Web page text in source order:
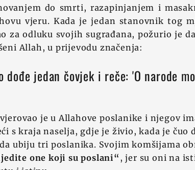
do smrti, razapinjanjem i
vjeru. Kada je jedan stanovnik tog
za odluku svojih sugrađana, požurio je
Allah, u prijevodu značenja:
dođe jedan čovjek i reče: 'O narode
je u Allahove poslanike i njegov
s kraja naselja, gdje je živio, kada je čuo
ubiju tri poslanika. Svojim komšijama
one koji su poslani“ , jer su oni na